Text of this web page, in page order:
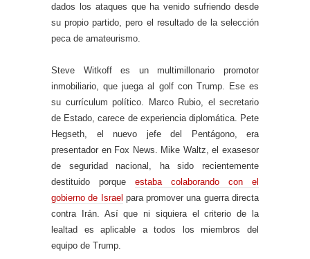
dados los ataques que ha venido sufriendo desde
su propio partido, pero el resultado de la selección
peca de amateurismo.
Steve Witkoff es un multimillonario promotor
inmobiliario, que juega al golf con Trump. Ese es
su currículum político. Marco Rubio, el secretario
de Estado, carece de experiencia diplomática. Pete
Hegseth, el nuevo jefe del Pentágono, era
presentador en Fox News. Mike Waltz, el exasesor
de seguridad nacional, ha sido recientemente
destituido porque estaba colaborando con el
gobierno de Israel para promover una guerra directa
contra Irán. Así que ni siquiera el criterio de la
lealtad es aplicable a todos los miembros del
equipo de Trump.